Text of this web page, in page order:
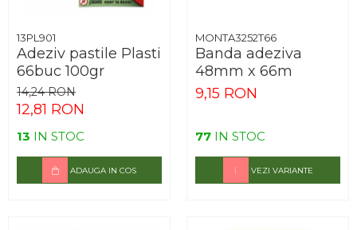
13PL901
Adeziv pastile Plasti
66buc 100gr
14,24 RON
12,81 RON
13 IN STOC
ADAUGA IN COS
MONTA3252T66
Banda adeziva
48mm x 66m
9,15 RON
77 IN STOC
VEZI VARIANTE